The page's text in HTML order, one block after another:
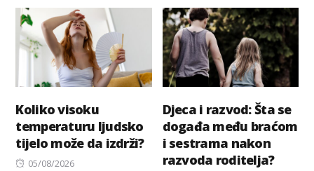
Koliko visoku
temperaturu ljudsko
tijelo može da izdrži?
Posted
05/08/2026
Djeca i razvod: Šta se
događa među braćom
i sestrama nakon
razvoda roditelja?